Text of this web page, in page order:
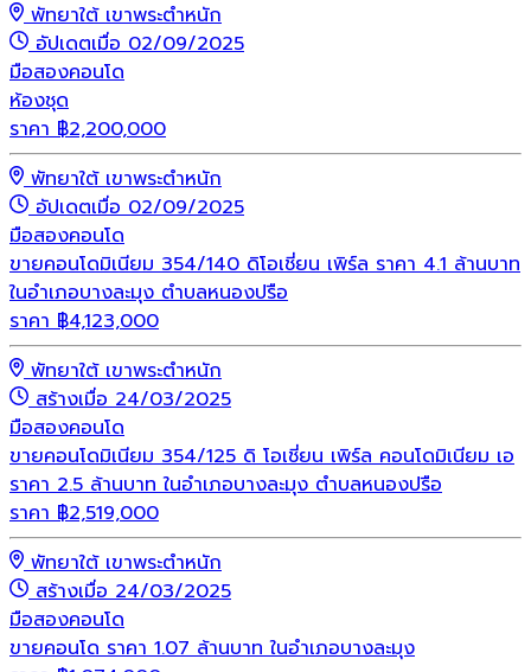
พัทยาใต้ เขาพระตำหนัก
อัปเดตเมื่อ 02/09/2025
มือสองคอนโด
ห้องชุด
ราคา ฿2,200,000
พัทยาใต้ เขาพระตำหนัก
อัปเดตเมื่อ 02/09/2025
มือสองคอนโด
ขายคอนโดมิเนียม 354/140 ดิโอเชี่ยน เพิร์ล ราคา 4.1 ล้านบาท
ในอำเภอบางละมุง ตำบลหนองปรือ
ราคา ฿4,123,000
พัทยาใต้ เขาพระตำหนัก
สร้างเมื่อ 24/03/2025
มือสองคอนโด
ขายคอนโดมิเนียม 354/125 ดิ โอเชี่ยน เพิร์ล คอนโดมิเนียม เอ
ราคา 2.5 ล้านบาท ในอำเภอบางละมุง ตำบลหนองปรือ
ราคา ฿2,519,000
พัทยาใต้ เขาพระตำหนัก
สร้างเมื่อ 24/03/2025
มือสองคอนโด
ขายคอนโด ราคา 1.07 ล้านบาท ในอำเภอบางละมุง